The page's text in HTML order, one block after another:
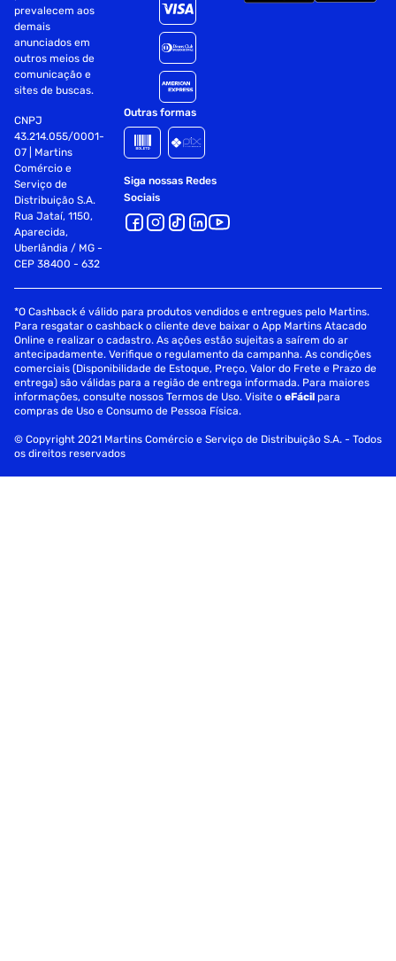
prevalecem aos
demais
anunciados em
outros meios de
comunicação e
sites de buscas.
CNPJ
43.214.055/0001-
07 | Martins
Comércio e
Serviço de
Distribuição S.A.
Rua Jataí, 1150,
Aparecida,
Uberlândia / MG -
CEP 38400 - 632
Outras formas
Siga nossas Redes
Sociais
*O Cashback é válido para produtos vendidos e entregues pelo Martins.
Para resgatar o cashback o cliente deve baixar o App Martins Atacado
Online e realizar o cadastro. As ações estão sujeitas a saírem do ar
antecipadamente. Verifique o regulamento da campanha. As condições
comerciais (Disponibilidade de Estoque, Preço, Valor do Frete e Prazo de
entrega) são válidas para a região de entrega informada. Para maiores
informações, consulte nossos Termos de Uso. Visite oeFácil para
compras de Uso e Consumo de Pessoa Física.
© Copyright 2021 Martins Comércio e Serviço de Distribuição S.A. - Todos
os direitos reservados